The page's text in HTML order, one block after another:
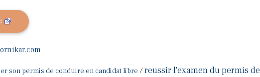
son permis de conduire en candidat libre /reussir l'examen du permis de